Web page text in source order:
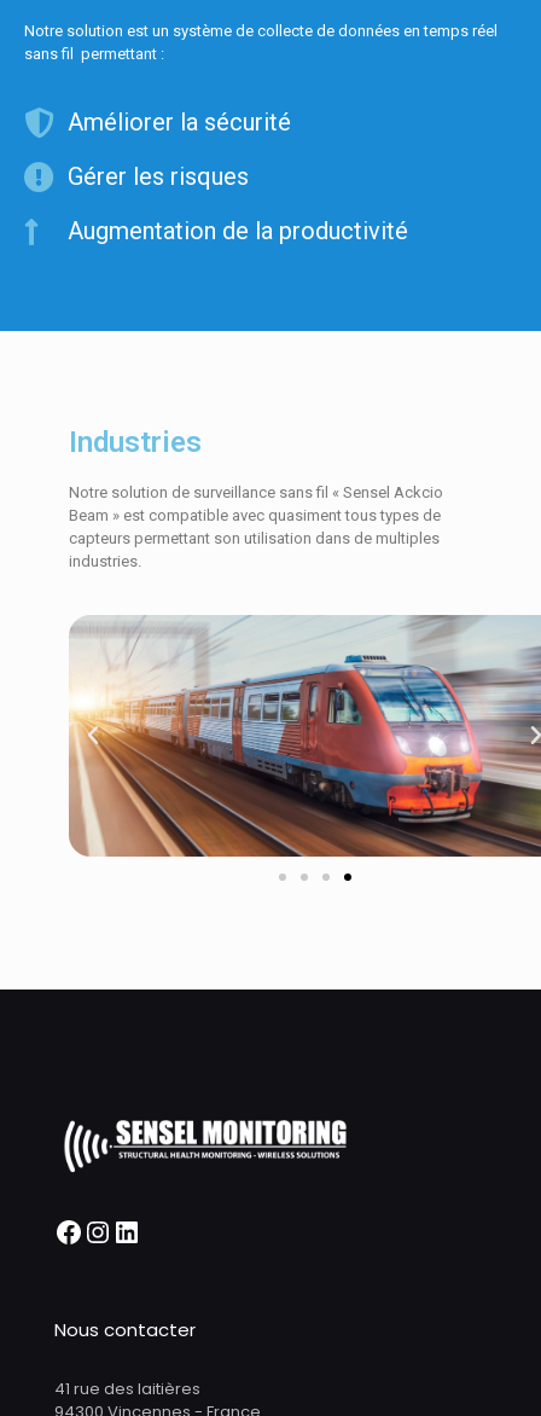
Notre solution est un système de collecte de données en temps réel
sans fil permettant :
Améliorer la sécurité
Gérer les risques
Augmentation de la productivité
Industries
Notre solution de surveillance sans fil « Sensel Ackcio
Beam » est compatible avec quasiment tous types de
capteurs permettant son utilisation dans de multiples
industries.
Nous contacter
41 rue des laitières
94300 Vincennes - France